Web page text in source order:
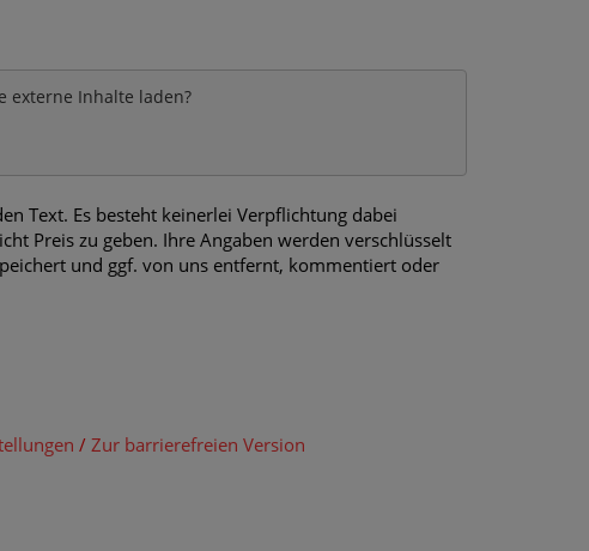
externe Inhalte laden?
Text. Es besteht keinerlei Verpflichtung dabei
Preis zu geben. Ihre Angaben werden verschlüsselt
und ggf. von uns entfernt, kommentiert oder
/ Zur barrierefreien Version